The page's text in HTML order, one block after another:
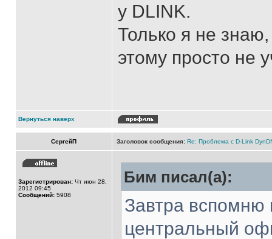
у DLINK.
Только я не знаю,
этому просто не
Вернуться наверх
СергейП Заголовок сообщения: Re: Проблема с D-Link
Зарегистрирован: Чт июн 28,
2012 09:45
Сообщений: 5908
Бим писал(а):
Завтра вспомню
центральный